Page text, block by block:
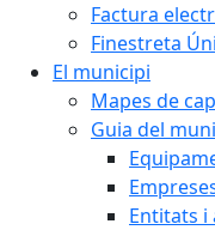
Factura
Finestreta
El municipi
Mapes de
Guia del
Entitats i